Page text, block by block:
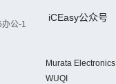
公-1
iCEasy公众号
Murata Electronics
WUQI